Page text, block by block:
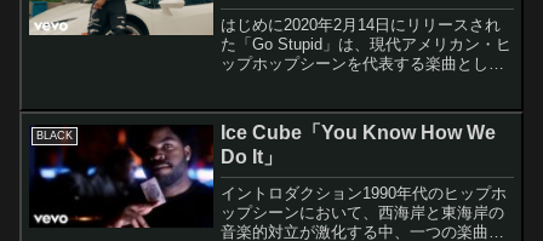
スターたちによる現代ヒップホッ
プの傑作
はじめに2020年2月14日にリリースされ
た「Go Stupid」は、現代アメリカン・ヒ
ップホップシーンを代表する楽曲とし
イナのStunna 4 Vegas、そし...
BLACK
Ice Cube「You Know How We
Do It」
イントロダクション1990年代のヒップホ
ップシーンにおいて、西海岸と東海岸の
音楽的対立が激化する中、一つの楽曲が